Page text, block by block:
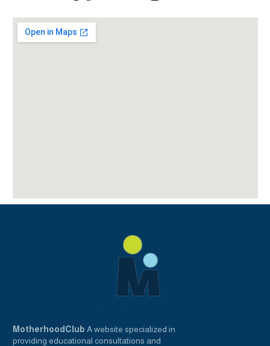
MotherhoodClub A website specialized in
providing educational consultations and